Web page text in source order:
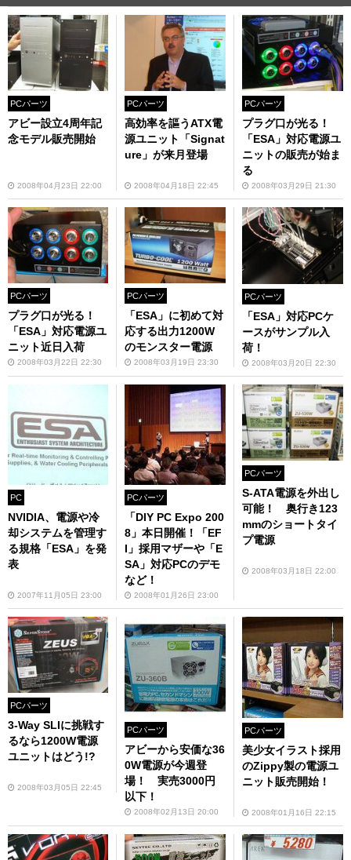
PCパーツ
アビー設立4周年記
念モデル販売開始
2008年04月23日 22:00
PCパーツ
高効率を謳うATX電
源ユニット「Signat
ure」が来月登場
2008年04月18日 22:45
PCパーツ
プラグ口が光る！
「ESA」対応電源ユ
ニットの販売が始ま
る
2008年03月29日 21:30
PCパーツ
プラグ口が光る！
「ESA」対応電源ユ
ニット近日入荷
2008年03月22日 22:30
PCパーツ
「ESA」に初めて対
応する出力1200W
のモンスター電源
2008年03月19日 23:30
PCパーツ
「ESA」対応PCケ
ースがサンプル入
荷！
2008年03月20日 22:30
PC
NVIDIA、電源や冷
却システムを管理す
る規格「ESA」を発
表
2007年11月05日 23:00
PCパーツ
「DIY PC Expo 200
8」本日開催！「EF
I」採用マザーや「E
SA」対応PCのデモ
など！
2008年01月26日 23:00
PCパーツ
S-ATA電源を外出し
可能！ 奥行き123
mmのショートタイ
プ電源
2008年03月18日 22:00
PCパーツ
3-Way SLIに挑戦す
るなら1200W電源
ユニットはどう!?
2008年03月05日 22:45
PCパーツ
アビーから安価な36
0W電源が今週登
場！ 実売3000円
以下！
2008年02月13日 20:00
PCパーツ
美少女イラスト採用
のZippy製の電源ユ
ニット販売開始！
2008年01月16日 22:15